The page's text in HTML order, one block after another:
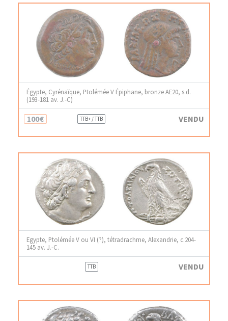
Égypte, Cyrénaïque, Ptolémée V Épiphane, bronze AE20, s.d.
(193-181 av. J.-C)
100€ TTB+ / TTB VENDU
Egypte, Ptolémée V ou VI (?), tétradrachme, Alexandrie, c.204-
145 av. J.-C.
TTB VENDU